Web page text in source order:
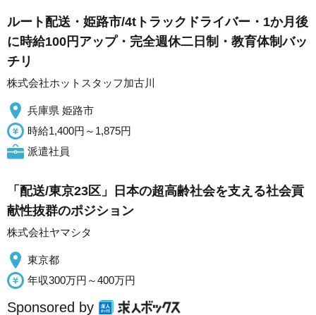
ルート配送・姫路市/4tトラックドライバー・1か月後
に時給100円アップ・完全週休二日制・教育体制バッ
チリ
株式会社ホットスタッフ加古川
兵庫県 姫路市
時給1,400円～1,875円
派遣社員
「配送/東京23区」日本の超高齢社会を支える社会貢
献性抜群のポジション
株式会社ヤマシタ
東京都
年収300万円～400万円
Sponsored by